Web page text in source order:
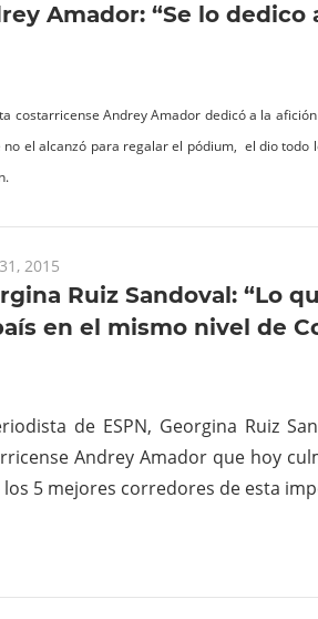
Amador: “Se lo
costarricense Andrey Amador dedicó a la
no el alcanzó para regalar el pódium, el dio todo
2015
Ruiz Sandoval: “Lo
en el mismo nivel de
de ESPN, Georgina Ruiz
Andrey Amador que hoy
5 mejores corredores de esta